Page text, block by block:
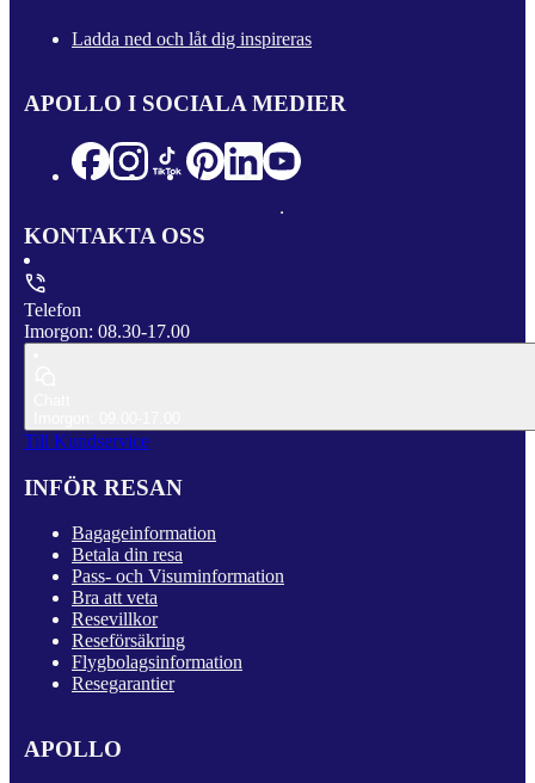
Ladda ned och låt dig inspireras
APOLLO I SOCIALA MEDIER
KONTAKTA OSS
Telefon
Imorgon: 08.30-17.00
Till Kundservice
INFÖR RESAN
Bagageinformation
Betala din resa
Pass- och Visuminformation
Bra att veta
Resevillkor
Reseförsäkring
Flygbolagsinformation
Resegarantier
APOLLO